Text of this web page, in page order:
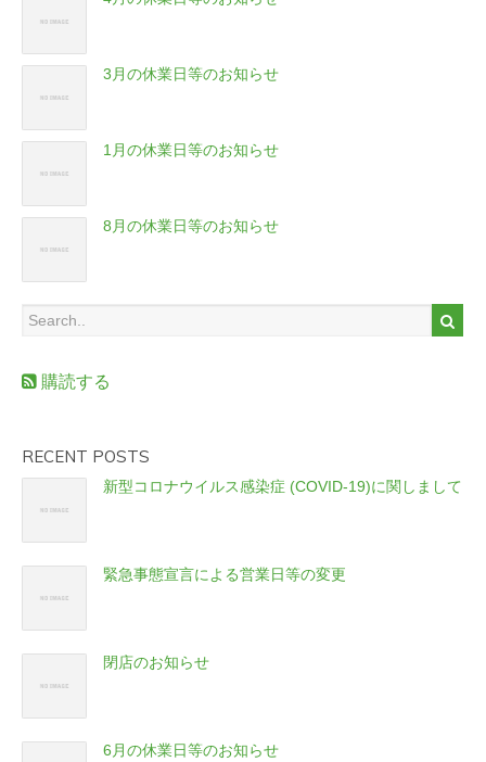
3月の休業日等のお知らせ
1月の休業日等のお知らせ
8月の休業日等のお知らせ
購読する
RECENT POSTS
新型コロナウイルス感染症 (COVID-19)に関しまして
緊急事態宣言による営業日等の変更
閉店のお知らせ
6月の休業日等のお知らせ